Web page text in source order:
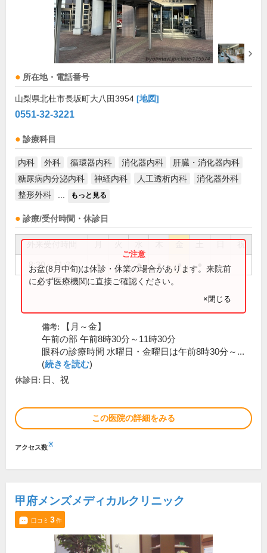
所在地・電話番号
山梨県北杜市長坂町大八田3954 [地図]
0551-32-3221
診療科目
内科 外科 循環器内科 消化器内科
肝臓・消化器内科
糖尿病内分泌内科
神経内科 人工透析内科
消化器外科
整形外科
もっと見る
診療/受付時間・休診日
祝
8:30～11:30 ● ● ● ● ●
お盆(8月中旬)は休診・休業の場合があります。来院前
に必ず医療機関に直接ご確認ください。
×閉じる
備考:
【月～金】
午前の部 午前8時30分～11時30分
眼科の診療時間 水曜日・金曜日は午前8時30分～...
(続きを読む)
休診日: 日、祝
この医院の詳細をみる
アクセス数※
甲府メンズメディカルクリニック
口コミ 3件